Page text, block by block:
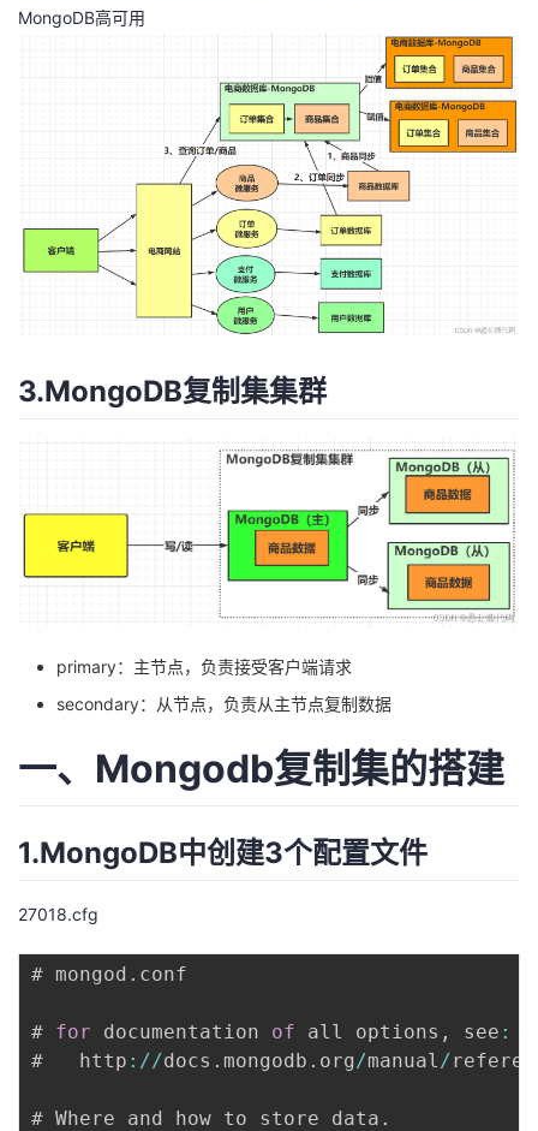
证
实
的
藏
持
建
MongoDB高可用
3.MongoDB复制集集群
primary：主节点，负责接受客户端请求
secondary：从节点，负责从主节点复制数据
一、Mongodb复制集的搭建
1.MongoDB中创建3个配置文件
27018.cfg
# mongod . conf
# for documentation of all options , see :
#   http : //docs . mongodb . org/manual/
# Where and how to store data .